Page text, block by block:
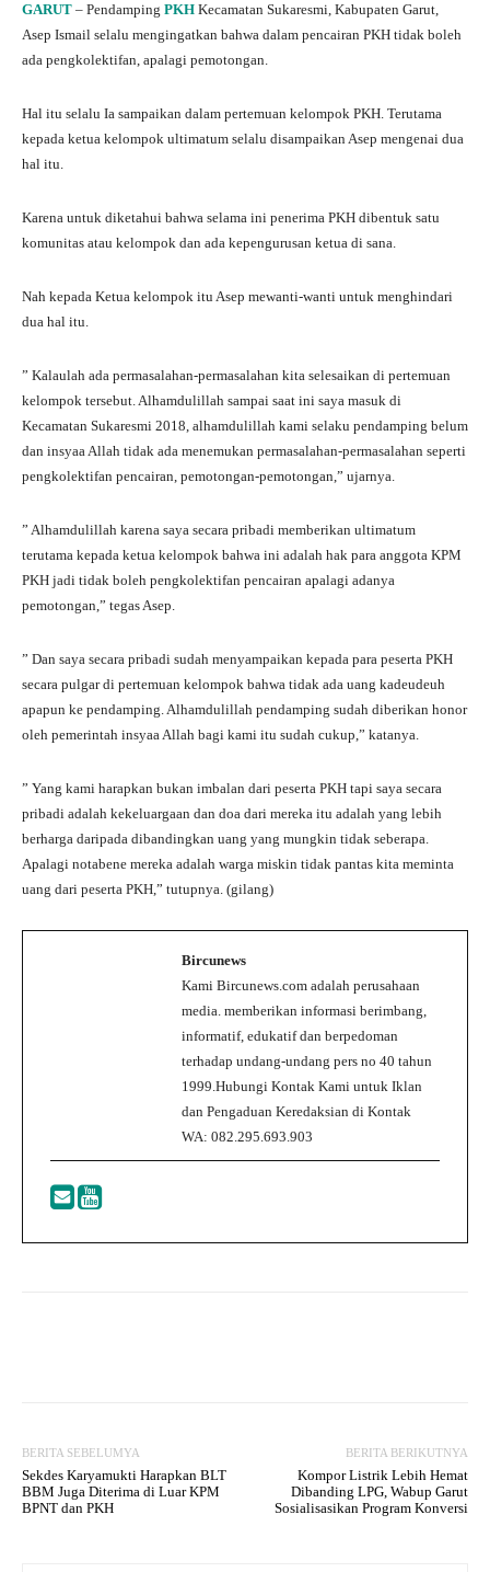
GARUT – Pendamping PKH Kecamatan Sukaresmi, Kabupaten Garut,
Asep Ismail selalu mengingatkan bahwa dalam pencairan PKH tidak boleh
ada pengkolektifan, apalagi pemotongan.
Hal itu selalu Ia sampaikan dalam pertemuan kelompok PKH. Terutama
kepada ketua kelompok ultimatum selalu disampaikan Asep mengenai dua
hal itu.
Karena untuk diketahui bahwa selama ini penerima PKH dibentuk satu
komunitas atau kelompok dan ada kepengurusan ketua di sana.
Nah kepada Ketua kelompok itu Asep mewanti-wanti untuk menghindari
dua hal itu.
” Kalaulah ada permasalahan-permasalahan kita selesaikan di pertemuan
kelompok tersebut. Alhamdulillah sampai saat ini saya masuk di
Kecamatan Sukaresmi 2018, alhamdulillah kami selaku pendamping belum
dan insyaa Allah tidak ada menemukan permasalahan-permasalahan seperti
pengkolektifan pencairan, pemotongan-pemotongan,” ujarnya.
” Alhamdulillah karena saya secara pribadi memberikan ultimatum
terutama kepada ketua kelompok bahwa ini adalah hak para anggota KPM
PKH jadi tidak boleh pengkolektifan pencairan apalagi adanya
pemotongan,” tegas Asep.
” Dan saya secara pribadi sudah menyampaikan kepada para peserta PKH
secara pulgar di pertemuan kelompok bahwa tidak ada uang kadeudeuh
apapun ke pendamping. Alhamdulillah pendamping sudah diberikan honor
oleh pemerintah insyaa Allah bagi kami itu sudah cukup,” katanya.
” Yang kami harapkan bukan imbalan dari peserta PKH tapi saya secara
pribadi adalah kekeluargaan dan doa dari mereka itu adalah yang lebih
berharga daripada dibandingkan uang yang mungkin tidak seberapa.
Apalagi notabene mereka adalah warga miskin tidak pantas kita meminta
uang dari peserta PKH,” tutupnya. (gilang)
Bircunews
Kami Bircunews.com adalah perusahaan
media. memberikan informasi berimbang,
informatif, edukatif dan berpedoman
terhadap undang-undang pers no 40 tahun
1999.Hubungi Kontak Kami untuk Iklan
dan Pengaduan Keredaksian di Kontak
WA: 082.295.693.903
BERITA SEBELUMYA
Sekdes Karyamukti Harapkan BLT
BBM Juga Diterima di Luar KPM
BPNT dan PKH
BERITA BERIKUTNYA
Kompor Listrik Lebih Hemat
Dibanding LPG, Wabup Garut
Sosialisasikan Program Konversi